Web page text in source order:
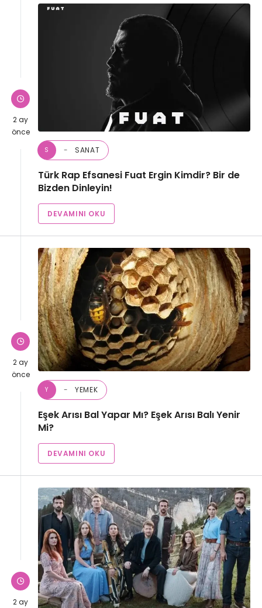
2 ay
önce
S SANAT
Türk Rap Efsanesi Fuat Ergin Kimdir? Bir de
Bizden Dinleyin!
DEVAMINI OKU
2 ay
önce
Y YEMEK
Eşek Arısı Bal Yapar Mı? Eşek Arısı Balı Yenir
Mi?
DEVAMINI OKU
2 ay